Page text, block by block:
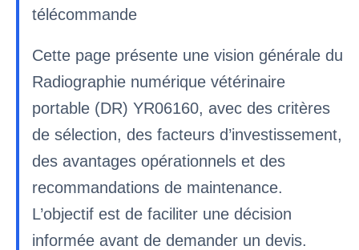
télécommande
Cette page présente une vision générale du
Radiographie numérique vétérinaire
portable (DR) YR06160, avec des critères
de sélection, des facteurs d’investissement,
des avantages opérationnels et des
recommandations de maintenance.
L’objectif est de faciliter une décision
informée avant de demander un devis.